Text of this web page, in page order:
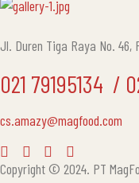
Jl. Duren Tiga Raya No. 46,
021 79195134 ‎ /
cs.amazy@magfood.com
Copyright © 2024. PT